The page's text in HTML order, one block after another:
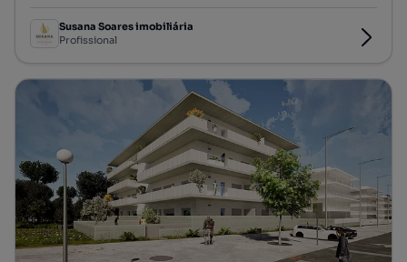
Susana Soares imobiliária
Profissional